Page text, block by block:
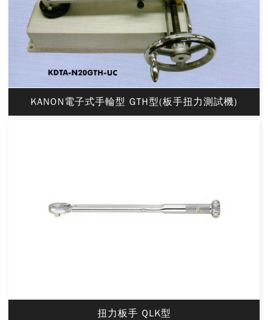
KANON電子式手輪型 GTH型(板手扭力測試機)
扭力板手 QLK型